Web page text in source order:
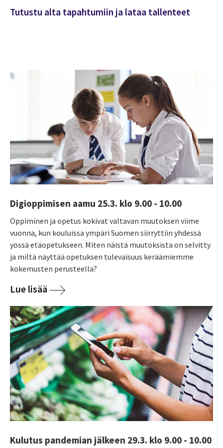
Tutustu alta tapahtumiin ja lataa tallenteet
Digioppimisen aamu 25.3. klo 9.00 - 10.00
Oppiminen ja opetus kokivat valtavan muutoksen viime
vuonna, kun kouluissa ympäri Suomen siirryttiin yhdessä
yössä etäopetukseen. Miten näistä muutoksista on selvitty
ja miltä näyttää opetuksen tulevaisuus keräämiemme
kokemusten perusteella?
Lue lisää
Kulutus pandemian jälkeen 29.3. klo 9.00 - 10.00